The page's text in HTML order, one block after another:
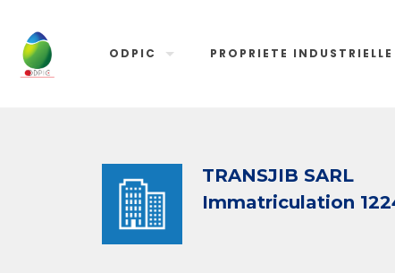
ODPIC PROPRIETE INDUSTRIELLE
TRANSJIB SARL
Immatriculation